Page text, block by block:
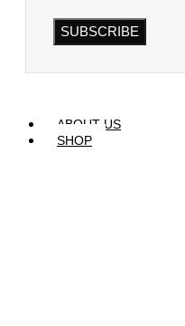
ABOUT US
SHOP
SUBSCRIBE